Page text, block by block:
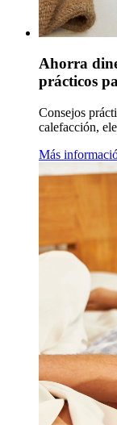
Ahorra
prácticos
Consejos
calefacción,
Más